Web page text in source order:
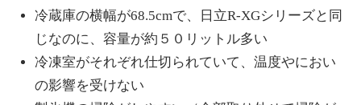
冷蔵庫の横幅が68.5cmで、日立R-XGシリーズと同
じなのに、容量が約５０リットル多い
冷凍室がそれぞれ仕切られていて、温度やにおい
の影響を受けない